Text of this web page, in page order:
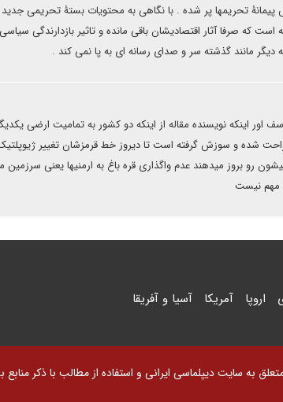
تحریمها پر شده . با نگاهی به محتویات بستۀ تحریمی
است که صرفا آثار اقتصادیشان باقی مانده و تاثیر بازدارندگی
مانند گذشته سر و صدای رسانه ای به پا نمی کند .
اور اینکه نویسنده مقاله از اینکه دو کشور به تمامیت ارضی
ناراحت شده و سوزش گرفته است تا دیروز خط قرمزشان تغییر
رو بروز میدهند عدم واگذاری قره باغ به ارمنیها یعنی
مهم نیست
اروپا آمریکا آسیا و آفریقا
به سایت دیپلماسی ایرانی و استفاده از مطالب با ذکر منابع